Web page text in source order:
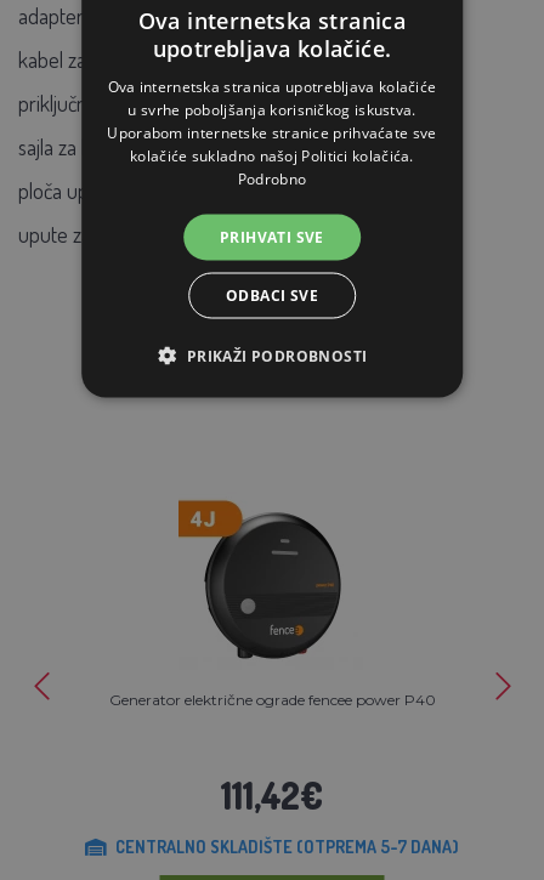
adapter za napajanje DUO 14 V 1,5 m
kabel za uzemljenje 150 cm (oko-oko)
priključni kabel 100 cm (oko-srce)
sajla za baterijske ograde DUO 1,7m
ploča upozorenja
upute za korištenje
POVEZANI ARTIKLI
Generator električne ograde fencee power P40
111,42€
CENTRALNO SKLADIŠTE (OTPREMA 5-7 DANA)
Ova internetska stranica
upotrebljava kolačiće.
Ova internetska stranica upotrebljava kolačiće
u svrhe poboljšanja korisničkog iskustva.
Uporabom internetske stranice prihvaćate sve
kolačiće sukladno našoj Politici kolačića.
Podrobno
PRIHVATI SVE
ODBACI SVE
PRIKAŽI PODROBNOSTI